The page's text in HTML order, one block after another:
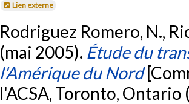
Lien externe
Rodriguez Romero, N.,
(mai 2005). Étude du
l'Amérique du Nord
l'ACSA, Toronto, Ontario